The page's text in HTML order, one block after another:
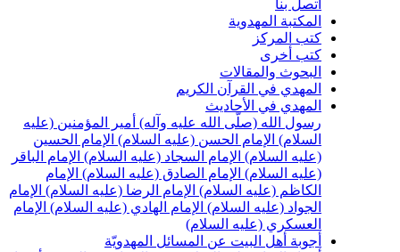
المهدوية
والمقالات
في القرآن الكريم
في الأحاديث
الله (صلّى الله عليه وآله) أمير المؤمنين (عليه
الإمام الحسن (عليه السلام) الإمام الحسين
الإمام السجاد (عليه السلام) الإمام الباقر
الإمام الصادق (عليه السلام) الإمام
(عليه السلام) الإمام الرضا (عليه السلام) الإمام
(عليه السلام) الإمام الهادي (عليه السلام) الإمام
(عليه السلام)
أهل البيت عن المسائل المهدويّة